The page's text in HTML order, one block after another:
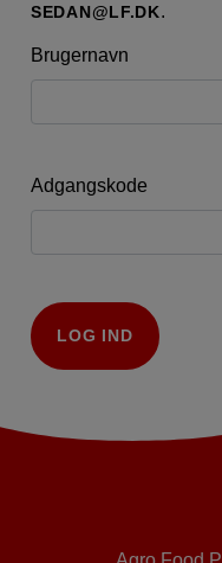
SEDAN@LF.DK.
Brugernavn
Adgangskode
LOG IND